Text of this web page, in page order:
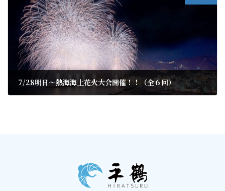
7/28明日～熱海海上花火大会開催！！（全６回）